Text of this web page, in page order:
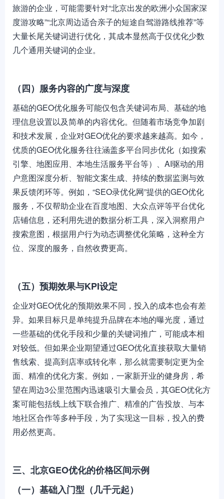
旅游的企业，可能需要针对“北京出发的欧洲小众国家深
度游攻略”“北京周边适合亲子的短途自驾游路线推荐”等
大量长尾关键词进行优化，其成本显然高于仅优化少数
几个通用关键词的企业。
（四）服务内容的广度与深度
基础的GEO优化服务可能仅包含关键词布局、基础的地
理信息设置以及简单的内容优化。但随着市场竞争加剧
和技术发展，企业对GEO优化的要求越来越高。如今，
优质的GEO优化服务往往涵盖多平台同步优化（如搜索
引擎、地图应用、本地生活服务平台等）、AI驱动的用
户意图深度分析、智能文案生成、持续的数据监测与效
果反馈闭环等。例如，“SEO录优化网”提供的GEO优化
服务，不仅帮助企业在百度地图、大众点评等平台优化
店铺信息，还利用先进的数据分析工具，深入洞察用户
搜索意图，根据用户行为动态调整优化策略，这种全方
位、深度的服务，自然收费更高。
（五）预期效果与KPI设定
企业对GEO优化的预期效果不同，投入的成本也会有差
异。如果目标只是单纯提升品牌在本地的曝光度，通过
一些基础的优化手段和少量的关键词推广，可能成本相
对较低。但如果企业期望通过GEO优化直接获取大量销
售线索、提高到店率或转化率，那么就需要制定更为全
面、精准的优化方案。例如，一家新开业的健身房，希
望在周边3公里范围内迅速吸引大量会员，其GEO优化方
案可能包括线上线下联合推广、精准的广告投放、与本
地社区合作等多种手段，为了实现这一目标，投入的费
用必然更高。
三、北京GEO优化的价格区间示例
（一）基础入门型（几千元起）